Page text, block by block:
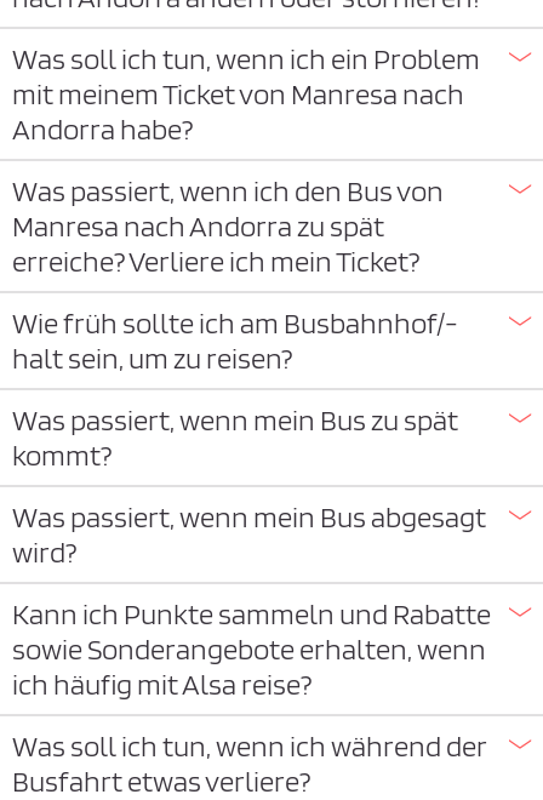
Was soll ich tun, wenn ich ein Problem
mit meinem Ticket von Manresa nach
Andorra habe?
Was passiert, wenn ich den Bus von
Manresa nach Andorra zu spät
erreiche? Verliere ich mein Ticket?
Wie früh sollte ich am Busbahnhof/-
halt sein, um zu reisen?
Was passiert, wenn mein Bus zu spät
kommt?
Was passiert, wenn mein Bus abgesagt
wird?
Kann ich Punkte sammeln und Rabatte
sowie Sonderangebote erhalten, wenn
ich häufig mit Alsa reise?
Was soll ich tun, wenn ich während der
Busfahrt etwas verliere?